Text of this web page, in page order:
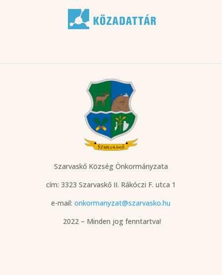
Szarvaskő Község Önkormányzata
cím: 3323 Szarvaskő II. Rákóczi F. utca 1
e-mail:onkormanyzat@szarvasko.hu
2022 – Minden jog fenntartva!